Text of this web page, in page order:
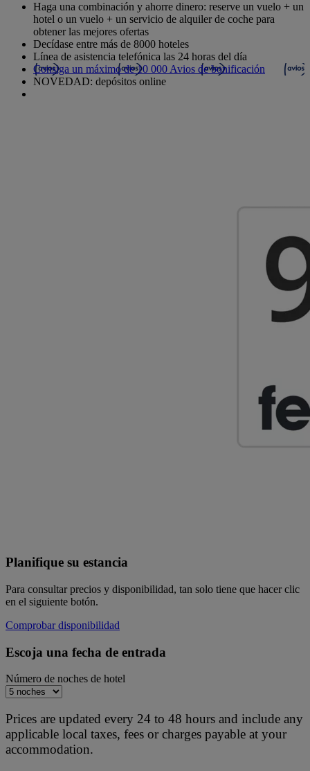
Haga una combinación y ahorre dinero: reserve un vuelo + un
hotel o un vuelo + un servicio de alquiler de coche para
obtener las mejores ofertas
Decídase entre más de 8000 hoteles
Línea de asistencia telefónica las 24 horas del día
Consiga un máximo de 10 000 Avios de bonificación
NOVEDAD: depósitos online
Planifique su estancia
Para consultar precios y disponibilidad, tan solo tiene que hacer clic
en el siguiente botón.
Comprobar disponibilidad
Escoja una fecha de entrada
Número de noches de hotel
Prices are updated every 24 to 48 hours and include any
applicable local taxes, fees or charges payable at your
accommodation.